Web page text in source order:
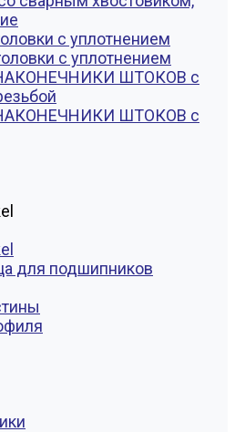
с уплотнением
с уплотнением
НАКОНЕЧНИКИ ШТОКОВ с
НАКОНЕЧНИКИ ШТОКОВ с
для подшипников